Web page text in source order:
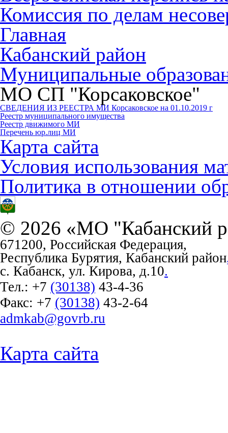
Комиссия по делам
Главная
Кабанский район
Муниципальные
МО СП "Корсаковское"
СВЕДЕНИЯ ИЗ РЕЕСТРА МИ Корсаковское на 01.10.2019 г
Реестр муниципального имущества
Реестр движимого МИ
Перечень юр.лиц МИ
Карта сайта
Условия использования
Политика в отношении
© 2026 «МО "Кабанский
671200, Российская Федерация,
Республика Бурятия, Кабанский район
с. Кабанск, ул. Кирова, д.10.
Тел.: +7 (30138) 43-4-36
Факс: +7 (30138) 43-2-64
admkab@govrb.ru
Карта сайта